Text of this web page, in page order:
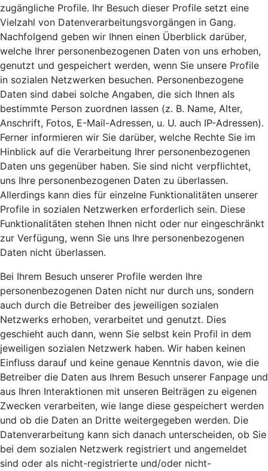
zugängliche Profile. Ihr Besuch dieser Profile setzt eine
Vielzahl von Datenverarbeitungsvorgängen in Gang.
Nachfolgend geben wir Ihnen einen Überblick darüber,
welche Ihrer personenbezogenen Daten von uns erhoben,
genutzt und gespeichert werden, wenn Sie unsere Profile
in sozialen Netzwerken besuchen. Personenbezogene
Daten sind dabei solche Angaben, die sich Ihnen als
bestimmte Person zuordnen lassen (z. B. Name, Alter,
Anschrift, Fotos, E-Mail-Adressen, u. U. auch IP-Adressen).
Ferner informieren wir Sie darüber, welche Rechte Sie im
Hinblick auf die Verarbeitung Ihrer personenbezogenen
Daten uns gegenüber haben. Sie sind nicht verpflichtet,
uns Ihre personenbezogenen Daten zu überlassen.
Allerdings kann dies für einzelne Funktionalitäten unserer
Profile in sozialen Netzwerken erforderlich sein. Diese
Funktionalitäten stehen Ihnen nicht oder nur eingeschränkt
zur Verfügung, wenn Sie uns Ihre personenbezogenen
Daten nicht überlassen.
Bei Ihrem Besuch unserer Profile werden Ihre
personenbezogenen Daten nicht nur durch uns, sondern
auch durch die Betreiber des jeweiligen sozialen
Netzwerks erhoben, verarbeitet und genutzt. Dies
geschieht auch dann, wenn Sie selbst kein Profil in dem
jeweiligen sozialen Netzwerk haben. Wir haben keinen
Einfluss darauf und keine genaue Kenntnis davon, wie die
Betreiber die Daten aus Ihrem Besuch unserer Fanpage und
aus Ihren Interaktionen mit unseren Beiträgen zu eigenen
Zwecken verarbeiten, wie lange diese gespeichert werden
und ob die Daten an Dritte weitergegeben werden. Die
Datenverarbeitung kann sich danach unterscheiden, ob Sie
bei dem sozialen Netzwerk registriert und angemeldet
sind oder als nicht-registrierte und/oder nicht-